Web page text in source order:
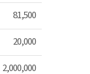
81,500
20,000
2,000,000